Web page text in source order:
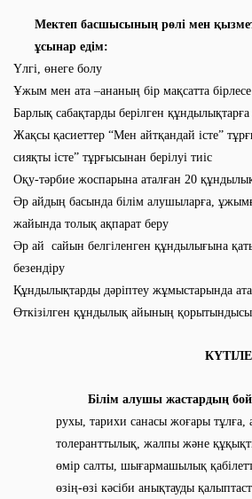
Мектеп басшысының рөлі мен
ұсынар едім:
Үлгі, өнеге болу
Ұжым мен ата –ананың бір мақсатта
Барлық сабақтарды берілген құндылықтарға
Жақсы қасиеттер “Мен айтқандай істе”
сияқты істе” тұрғысынан берілуі тиіс
Оқу-тәрбие жоспарына аталған 20
Әр айдың басында білім алушыларға,
жайында толық ақпарат беру
Әр ай сайын белгіленген құндылығына
безендіру
Құндылықтарды дәріптеу жұмыстарында
Өткізілген құндылық айының
КҮТІЛЕТІН
Білім алушы жастардың
рухы, тарихи санасы жоғары тұлға,
толеранттылық, жалпы және
өмір салты, шығармашылық
өзің-өзі кәсіби анықтауды